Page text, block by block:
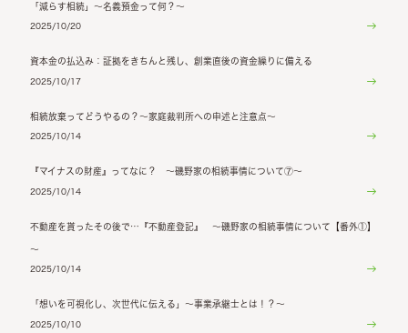
「減らす相続」～名義預金って何？～
2025/10/20
資本金の払込み：証拠をきちんと残し、創業直後の資金繰りに備える
2025/10/17
相続放棄ってどうやるの？～家庭裁判所への申述と注意点～
2025/10/14
『マイナスの財産』ってなに？ ～磯野家の相続事情について⑦～
2025/10/14
不動産を貰ったその後で…『不動産登記』 ～磯野家の相続事情について【番外①】
～
2025/10/14
「想いを可視化し、次世代に伝える」～事業承継士とは！？～
2025/10/10